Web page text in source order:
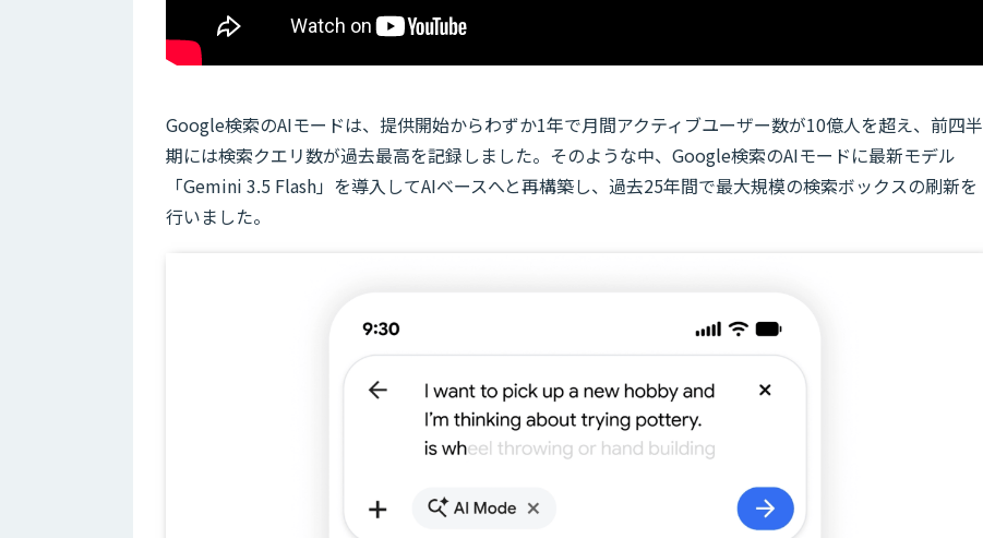
Google検索のAIモードは、提供開始からわずか1年で月間アクティブユーザー数が10億人を超え、前四半
期には検索クエリ数が過去最高を記録しました。そのような中、Google検索のAIモードに最新モデル
「Gemini 3.5 Flash」を導入してAIベースへと再構築し、過去25年間で最大規模の検索ボックスの刷新を
行いました。